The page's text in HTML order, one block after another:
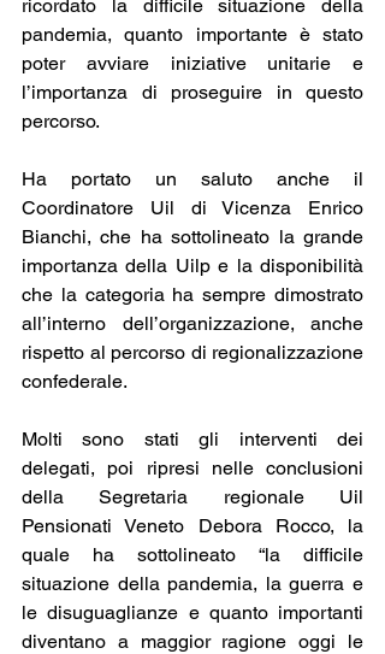
ricordato la difficile situazione della
pandemia, quanto importante è stato
poter avviare iniziative unitarie e
l’importanza di proseguire in questo
percorso.
Ha portato un saluto anche il
Coordinatore Uil di Vicenza Enrico
Bianchi, che ha sottolineato la grande
importanza della Uilp e la disponibilità
che la categoria ha sempre dimostrato
all’interno dell’organizzazione, anche
rispetto al percorso di regionalizzazione
confederale.
Molti sono stati gli interventi dei
delegati, poi ripresi nelle conclusioni
della Segretaria regionale Uil
Pensionati Veneto Debora Rocco, la
quale ha sottolineato “la difficile
situazione della pandemia, la guerra e
le disuguaglianze e quanto importanti
diventano a maggior ragione oggi le